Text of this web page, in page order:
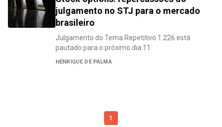
julgamento no STJ para o mercado
brasileiro
Julgamento do Tema Repetitivo 1.226 está
pautado para o próximo dia 11
HENRIQUE DE PALMA
1